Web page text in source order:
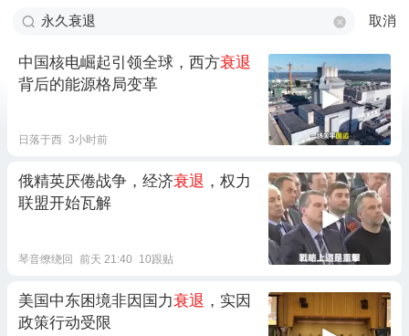
取消
中国核电崛起引领全球，西方衰退
背后的能源格局变革
日落于西 3小时前
俄精英厌倦战争，经济衰退 ，权力
联盟开始瓦解
琴音缭绕回 前天 21:40 10跟贴
美国中东困境非因国力衰退 ，实因
政策行动受限